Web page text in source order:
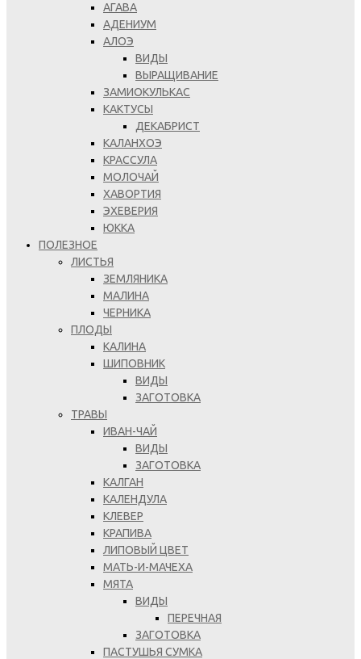
АГАВА
АДЕНИУМ
АЛОЭ
ВИДЫ
ВЫРАЩИВАНИЕ
ЗАМИОКУЛЬКАС
КАКТУСЫ
ДЕКАБРИСТ
КАЛАНХОЭ
КРАССУЛА
МОЛОЧАЙ
ХАВОРТИЯ
ЭХЕВЕРИЯ
ЮККА
ПОЛЕЗНОЕ
ЛИСТЬЯ
ЗЕМЛЯНИКА
МАЛИНА
ЧЕРНИКА
ПЛОДЫ
КАЛИНА
ШИПОВНИК
ВИДЫ
ЗАГОТОВКА
ТРАВЫ
ИВАН-ЧАЙ
ВИДЫ
ЗАГОТОВКА
КАЛГАН
КАЛЕНДУЛА
КЛЕВЕР
КРАПИВА
ЛИПОВЫЙ ЦВЕТ
МАТЬ-И-МАЧЕХА
МЯТА
ВИДЫ
ПЕРЕЧНАЯ
ЗАГОТОВКА
ПАСТУШЬЯ СУМКА